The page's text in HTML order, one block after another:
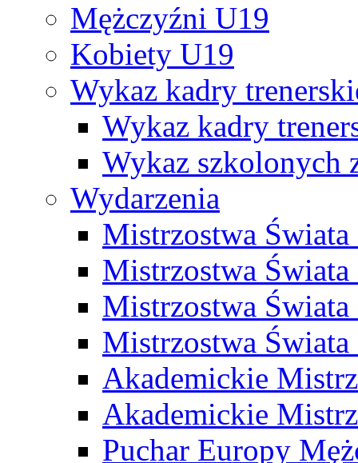
Mężczyźni U19
Kobiety U19
Wykaz kadry
Wykaz kadry
Wykaz szkolonych
Wydarzenia
Mistrzostwa
Mistrzostwa
Mistrzostwa
Mistrzostwa
Akademickie
Akademickie
Puchar Europy